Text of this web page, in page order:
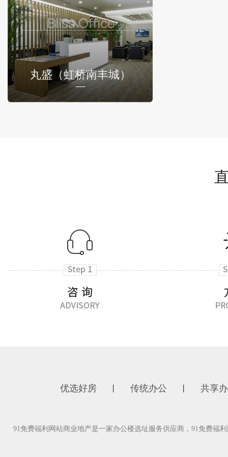
丸盛（虹桥南丰城）
优选好房 传统办公 共享
91免费福利网站商业地产是一家办公楼选址服务供应商，91免费福